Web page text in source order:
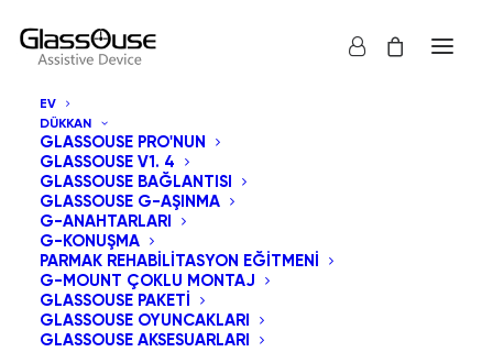
EV
DÜKKAN
GLASSOUSE PRO'NUN
GLASSOUSE V1. 4
GLASSOUSE BAĞLANTISI
GLASSOUSE G-AŞINMA
G-ANAHTARLARI
G-KONUŞMA
PARMAK REHABILITASYON EĞITMENI
G-MOUNT ÇOKLU MONTAJ
GLASSOUSE PAKETI
GLASSOUSE OYUNCAKLARI
GLASSOUSE AKSESUARLARI